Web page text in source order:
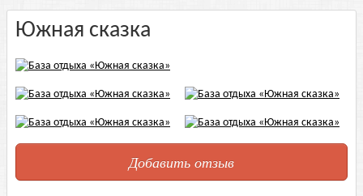
Южная сказка
Добавить отзыв